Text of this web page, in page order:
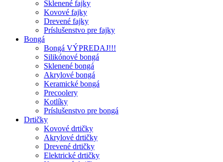
Sklenené fajky
Kovové fajky
Drevené fajky
Príslušenstvo pre fajky
Bongá
Bongá VÝPREDAJ!!!
Silikónové bongá
Sklenené bongá
Akrylové bongá
Keramické bongá
Precoolery
Kotlíky
Príslušenstvo pre bongá
Drtičky
Kovové drtičky
Akrylové drtičky
Drevené drtičky
Elektrické drtičky